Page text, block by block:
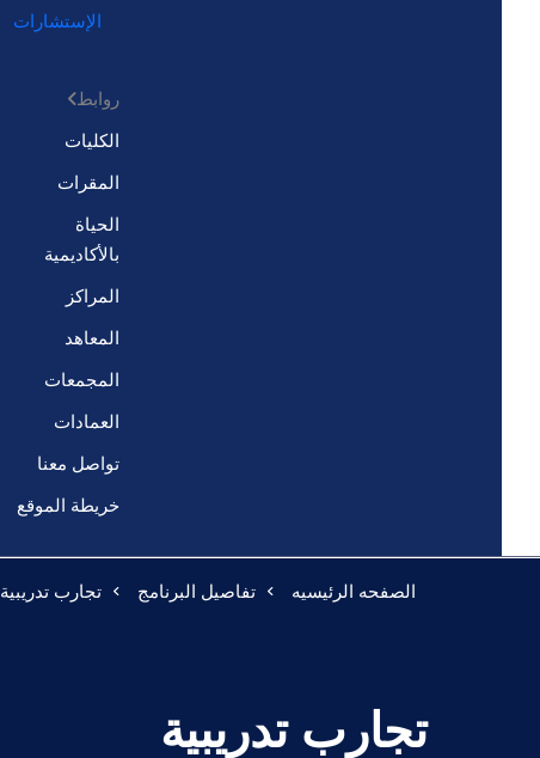
الإستشارات
روابط
الكليات
المقرات
الحياة
بالأكاديمية
المراكز
المعاهد
المجمعات
العمادات
تواصل معنا
خريطة الموقع
الصفحه الرئيسيه تفاصيل البرنامج تجارب تدريبية
تجارب تدريبية